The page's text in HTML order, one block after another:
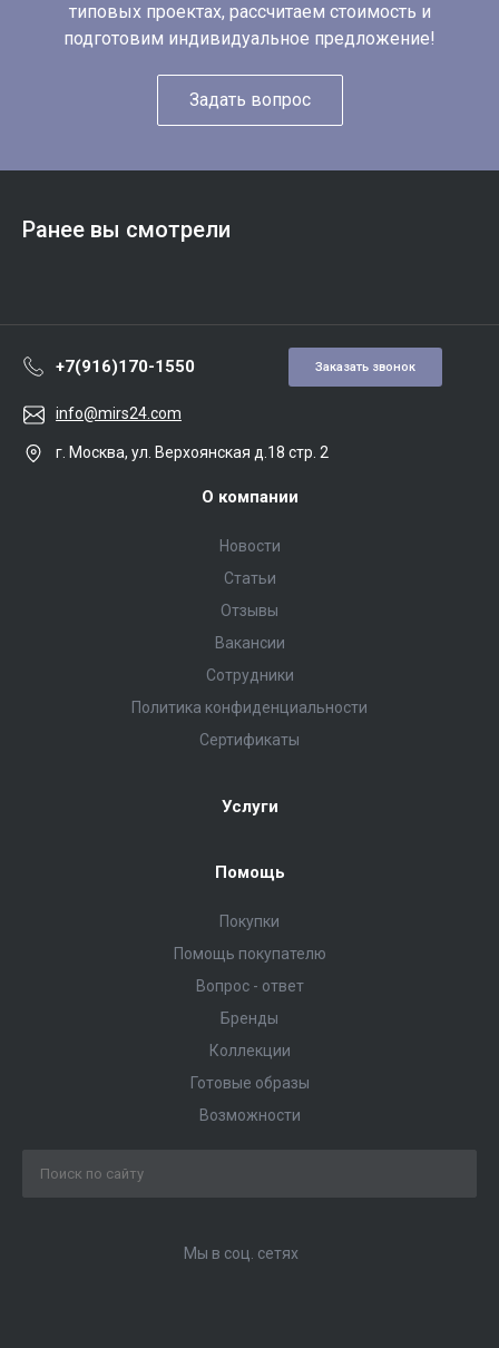
типовых проектах, рассчитаем стоимость и
подготовим индивидуальное предложение!
Задать вопрос
Ранее вы смотрели
+7(916)170-1550 Заказать звонок
info@mirs24.com
г. Москва, ул. Верхоянская д.18 стр. 2
О компании
Новости
Статьи
Отзывы
Вакансии
Сотрудники
Политика конфиденциальности
Сертификаты
Услуги
Помощь
Покупки
Помощь покупателю
Вопрос - ответ
Бренды
Коллекции
Готовые образы
Возможности
Мы в соц. сетях